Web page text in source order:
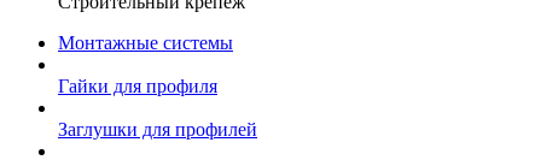
Монтажные системы
Гайки для профиля
Заглушки для профилей